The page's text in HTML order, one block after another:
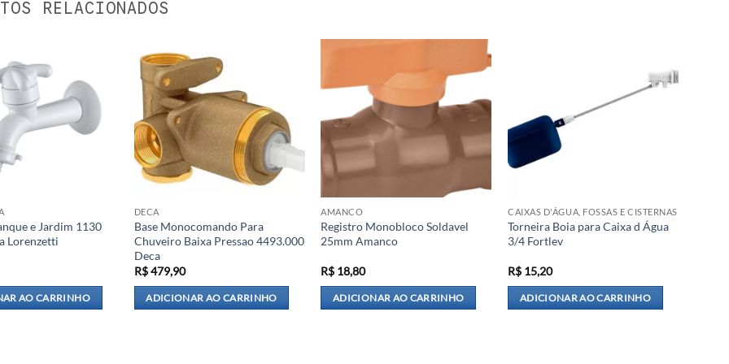
RELACIONADOS
e Jardim 1130
Lorenzetti
AO CARRINHO
DECA
Base Monocomando Para
Chuveiro Baixa Pressao 4493.000
Deca
R$479,90
ADICIONAR AO CARRINHO
AMANCO
Registro Monobloco Soldavel
25mm Amanco
R$ 18,80
ADICIONAR AO CARRINHO
CAIXAS D'ÁGUA, FOSSAS E CISTERNAS
Torneira Boia para Caixa d Água
3/4 Fortlev
R$ 15,20
ADICIONAR AO CARRINHO